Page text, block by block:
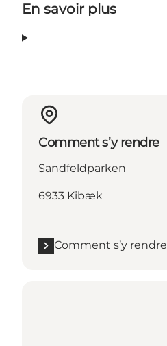
En savoir plus
Comment s’y rendre
Sandfeldparken
6933 Kibæk
Comment s’y rendre